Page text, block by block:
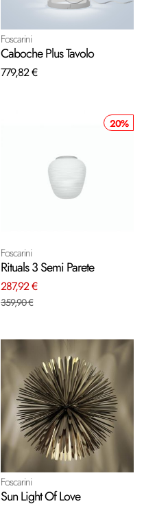
Foscarini
Caboche Plus Tavolo
779,82 €
20%
Foscarini
Rituals 3 Semi Parete
287,92 €
359,90 €
Foscarini
Sun Light Of Love